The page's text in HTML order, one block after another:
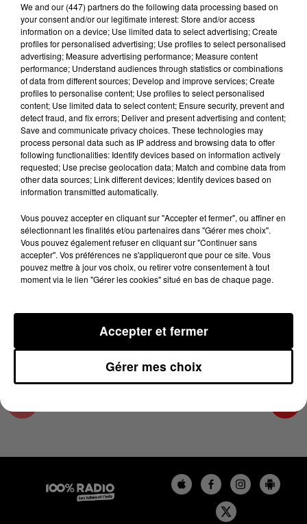
Lecture (3 min 47 sec)
100%
100% Radio l'agenda du Tarn et Garonne
6 novembre 2024 - 3 min 47 sec
L'AGENDA DU TARN ET GARONNE DU
06/11/2024 À 10H40
L'agenda du Tarn et Garonne
We and our (447) partnersdo the following data processing based on
your consent and/or our legitimate interest: Store and/or access
information on a device; Use limited data to select advertising; Create
profiles for personalised advertising; Use profiles to select personalised
advertising; Measure advertising performance; Measure content
performance; Understand audiences through statistics or combinations
of data from different sources; Develop and improve services; Create
profiles to personalise content; Use profiles to select personalised
content; Use limited data to select content; Ensure security, prevent and
detect fraud, and fix errors; Deliver and present advertising and content;
Save and communicate privacy choices. These technologies may
process personal data such as IP address and browsing data to offer
following functionalities: Identify devices based on information actively
requested; Use precise geolocation data; Match and combine data from
other data sources; Link different devices; Identify devices based on
information transmitted automatically.
Vous pouvez accepter en cliquant sur "Accepter et fermer", ou affiner en
sélectionnant les finalités et/ou partenaires dans "Gérer mes choix".
Vous pouvez également refuser en cliquant sur "Continuer sans
accepter". Vos préférences ne s'appliqueront que pour ce site. Vous
pouvez mettre à jour vos choix, ou retirer votre consentement à tout
moment via le lien "Gérer les cookies" situé en bas de chaque page.
Gérer mes choix
Accepter et fermer